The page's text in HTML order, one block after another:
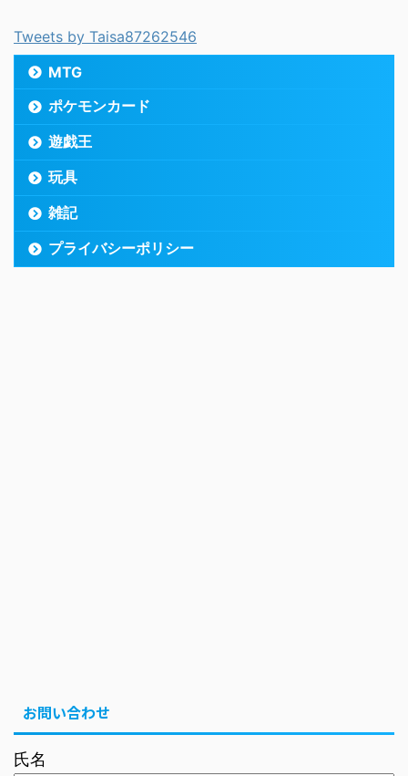
Tweets by Taisa87262546
MTG
ポケモンカード
遊戯王
玩具
雑記
プライバシーポリシー
お問い合わせ
氏名